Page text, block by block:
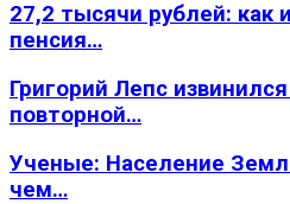
27,2 тысячи рублей: как
пенсия…
Григорий Лепс
повторной…
Ученые: Население
чем…